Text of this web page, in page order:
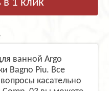
в 1 клик
ванной Argo
Bagno Piu. Все
касательно